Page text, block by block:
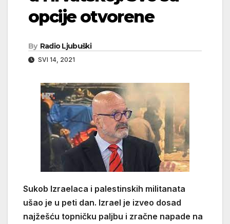
opcije otvorene
By Radio Ljubuški
SVI 14, 2021
Sukob Izraelaca i palestinskih militanata
ušao je u peti dan. Izrael je izveo dosad
najžešću topničku paljbu i zračne napade na